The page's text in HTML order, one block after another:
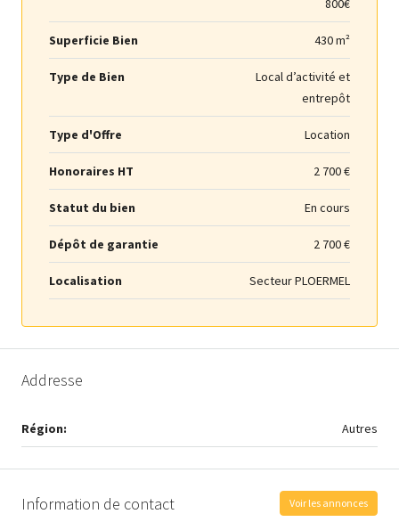
800€
Superficie Bien 430 m²
Type de Bien
Local d’activité et
entrepôt
Type d'Offre Location
Honoraires HT 2 700 €
Statut du bien En cours
Dépôt de garantie 2 700 €
Localisation Secteur PLOERMEL
Addresse
Région: Autres
Information de contact Voir les annonces